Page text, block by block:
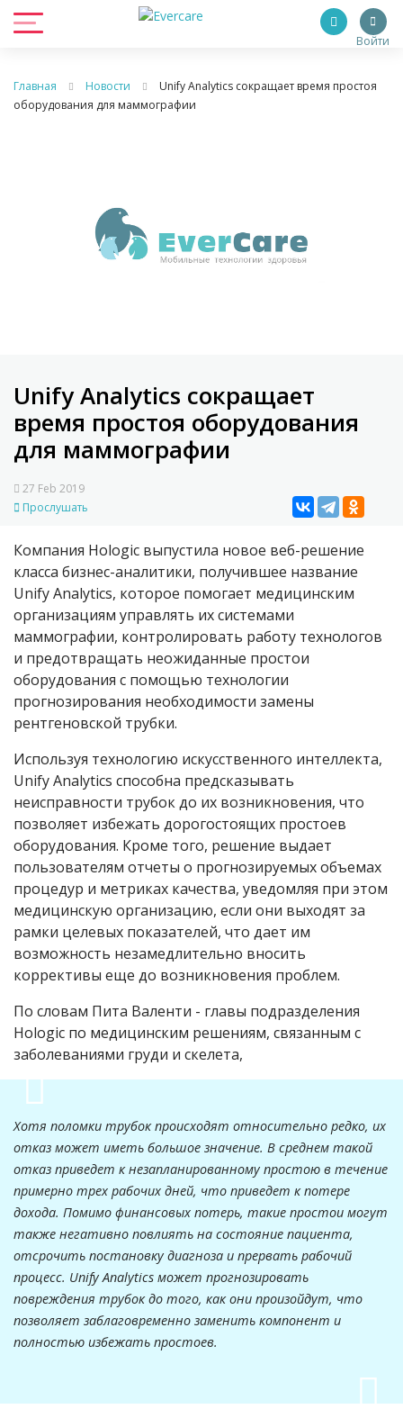
Войти
Главная Новости
Unify Analytics сокращает время простоя
оборудования для маммографии
Unify Analytics сокращает
время простоя оборудования
для маммографии
27 Feb 2019
Прослушать
Компания Hologic выпустила новое веб-решение
класса бизнес-аналитики, получившее название
Unify Analytics, которое помогает медицинским
организациям управлять их системами
маммографии, контролировать работу технологов
и предотвращать неожиданные простои
оборудования с помощью технологии
прогнозирования необходимости замены
рентгеновской трубки.
Используя технологию искусственного интеллекта,
Unify Analytics способна предсказывать
неисправности трубок до их возникновения, что
позволяет избежать дорогостоящих простоев
оборудования. Кроме того, решение выдает
пользователям отчеты о прогнозируемых объемах
процедур и метриках качества, уведомляя при этом
медицинскую организацию, если они выходят за
рамки целевых показателей, что дает им
возможность незамедлительно вносить
коррективы еще до возникновения проблем.
По словам Пита Валенти - главы подразделения
Hologic по медицинским решениям, связанным с
заболеваниями груди и скелета,
Хотя поломки трубок происходят относительно редко, их
отказ может иметь большое значение. В среднем такой
отказ приведет к незапланированному простою в течение
примерно трех рабочих дней, что приведет к потере
дохода. Помимо финансовых потерь, такие простои могут
также негативно повлиять на состояние пациента,
отсрочить постановку диагноза и прервать рабочий
процесс. Unify Analytics может прогнозировать
повреждения трубок до того, как они произойдут, что
позволяет заблаговременно заменить компонент и
полностью избежать простоев.